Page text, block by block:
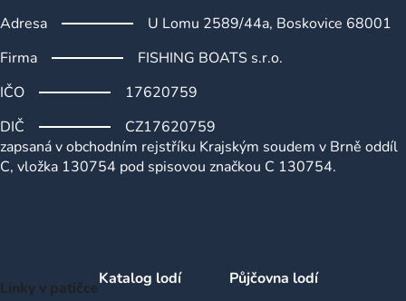
u
Adresa
U Lomu 2589/44a, Boskovice 68001
Firma
FISHING BOATS s.r.o.
IČO
17620759
DIČ
CZ17620759
zapsaná v obchodním rejstříku Krajským soudem v Brně oddíl
C, vložka 130754 pod spisovou značkou C 130754.
Linky v patičceKatalog lodí Půjčovna lodí